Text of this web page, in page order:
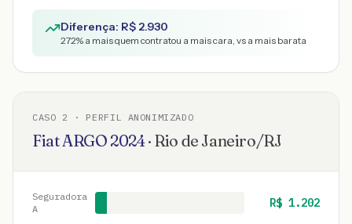
Diferença: R$ 2.930
272% a mais quem contratou a mais cara, vs a mais barata
CASO 2 · PERFIL ANONIMIZADO
FiatARGO 2024· Rio de Janeiro/RJ
Seguradora
A
R$ 1.202